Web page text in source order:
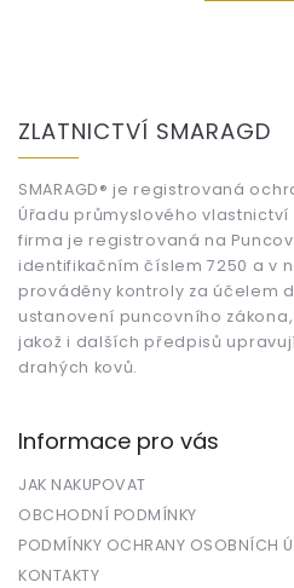
ZLATNICTVÍ SMARAGD
SMARAGD® je registrovaná
Úřadu průmyslového vlastnictví
firma je registrovaná na
identifikačním číslem 7250 a v
prováděny kontroly za účelem
ustanovení puncovního
jakož i dalších předpisů
drahých kovů.
Informace pro vás
JAK NAKUPOVAT
OBCHODNÍ PODMÍNKY
PODMÍNKY OCHRANY OSOBNÍCH
KONTAKTY